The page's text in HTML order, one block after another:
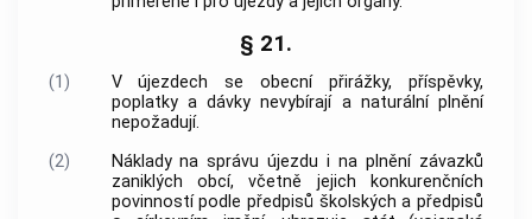
§ 21.
(1)
V újezdech se obecní přirážky, příspěvky,
poplatky a dávky nevybírají a naturální plnění
nepožadují.
(2)
Náklady na správu újezdu i na plnění závazků
zaniklých obcí, včetně jejich konkurenčních
povinností podle předpisů školských a předpisů